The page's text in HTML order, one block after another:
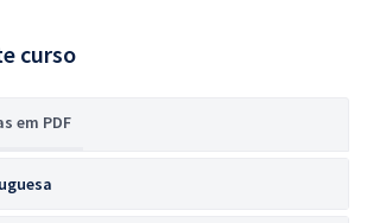
curso
em PDF